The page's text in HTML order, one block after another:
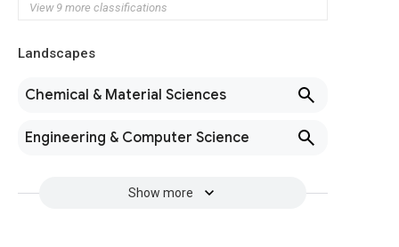
View 9 more classifications
Landscapes
Chemical & Material Sciences
Engineering & Computer Science
Show more